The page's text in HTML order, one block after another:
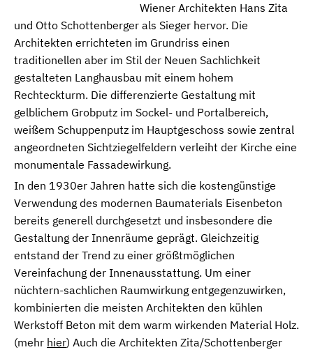
Wiener Architekten Hans Zita
und Otto Schottenberger als Sieger hervor. Die
Architekten errichteten im Grundriss einen
traditionellen aber im Stil der Neuen Sachlichkeit
gestalteten Langhausbau mit einem hohem
Rechteckturm. Die differenzierte Gestaltung mit
gelblichem Grobputz im Sockel- und Portalbereich,
weißem Schuppenputz im Hauptgeschoss sowie zentral
angeordneten Sichtziegelfeldern verleiht der Kirche eine
monumentale Fassadewirkung.
In den 1930er Jahren hatte sich die kostengünstige
Verwendung des modernen Baumaterials Eisenbeton
bereits generell durchgesetzt und insbesondere die
Gestaltung der Innenräume geprägt. Gleichzeitig
entstand der Trend zu einer größtmöglichen
Vereinfachung der Innenausstattung. Um einer
nüchtern-sachlichen Raumwirkung entgegenzuwirken,
kombinierten die meisten Architekten den kühlen
Werkstoff Beton mit dem warm wirkenden Material Holz.
(mehr hier) Auch die Architekten Zita/Schottenberger